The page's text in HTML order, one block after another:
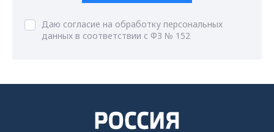
Даю согласие на обработку персональных
данных в соответствии с ФЗ № 152